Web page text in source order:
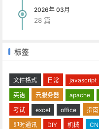
2026年 03月
28 篇
标签
文件格式 日常 javascript
英语
云服务器 apache
考试
excel office 指南
即时通讯
DIY 机械